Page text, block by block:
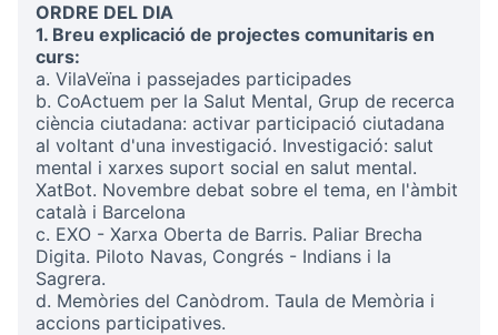
ORDRE DEL DIA
1. Breu explicació de projectes comunitaris en
curs:
a. VilaVeïna i passejades participades
b. CoActuem per la Salut Mental, Grup de recerca
ciència ciutadana: activar participació ciutadana
al voltant d'una investigació. Investigació: salut
mental i xarxes suport social en salut mental.
XatBot. Novembre debat sobre el tema, en l'àmbit
català i Barcelona
c. EXO - Xarxa Oberta de Barris. Paliar Brecha
Digita. Piloto Navas, Congrés - Indians i la
Sagrera.
d. Memòries del Canòdrom. Taula de Memòria i
accions participatives.